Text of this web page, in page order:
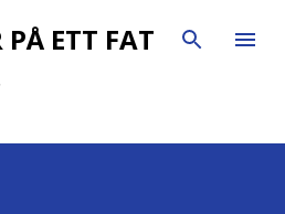
huvudinnehåll
PÅ ETT FAT